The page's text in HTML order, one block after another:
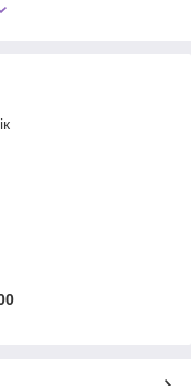
не тільки зручним,